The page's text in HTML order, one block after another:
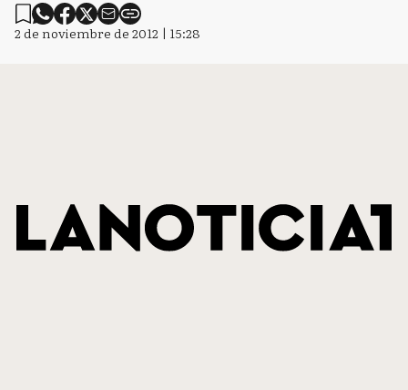
2 de noviembre de 2012 | 15:28